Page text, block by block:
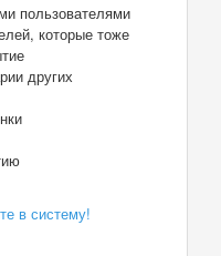
пользователями
которые тоже
других
в систему!